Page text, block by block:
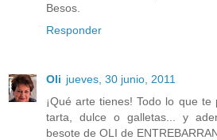
Besos.
Responder
Oli jueves, 30 junio, 2011
¡Qué arte tienes! Todo lo que
tarta, dulce o galletas... y
besote de OLI de